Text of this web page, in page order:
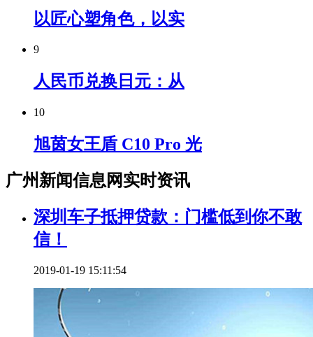
以匠心塑角色，以实
9
人民币兑换日元：从
10
旭茵女王盾 C10 Pro 光
广州新闻信息网实时资讯
深圳车子抵押贷款：门槛低到你不敢
信！
2019-01-19 15:11:54